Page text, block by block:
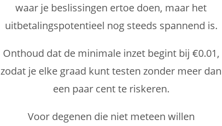
waar je beslissingen ertoe doen, maar het
uitbetalingspotentieel nog steeds spannend is.
Onthoud dat de minimale inzet begint bij €0.01,
zodat je elke graad kunt testen zonder meer dan
een paar cent te riskeren.
Voor degenen die niet meteen willen